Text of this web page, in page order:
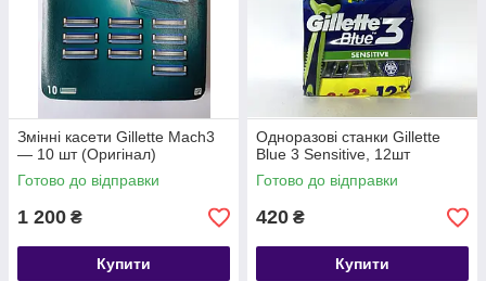
Змінні касети Gillette Mach3
— 10 шт (Оригінал)
Готово до відправки
1 200 ₴
Купити
Одноразові станки Gillette
Blue 3 Sensitive, 12шт
Готово до відправки
420 ₴
Купити